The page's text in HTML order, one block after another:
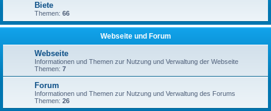
Biete
Themen: 66
Webseite und Forum
Webseite
Informationen und Themen zur Nutzung und Verwaltung der Webseite
Themen: 7
Forum
Informationen und Themen zur Nutzung und Verwaltung des Forums
Themen: 26